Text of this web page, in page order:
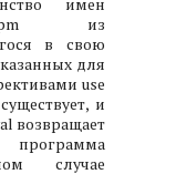
из
в свою
для
use
и
возвращает
случае